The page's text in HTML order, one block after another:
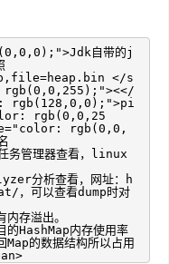
自带的j
</s
rgb(0,0,255);"><</
rgb(128,0,0);">pi
rgb(0,0,25
rgb(0,0,
务管理器查看，linux
分析查看，网址：h
可以查看dump时对
存溢出。
的HashMap内存使用率
Map的数据结构所以占用